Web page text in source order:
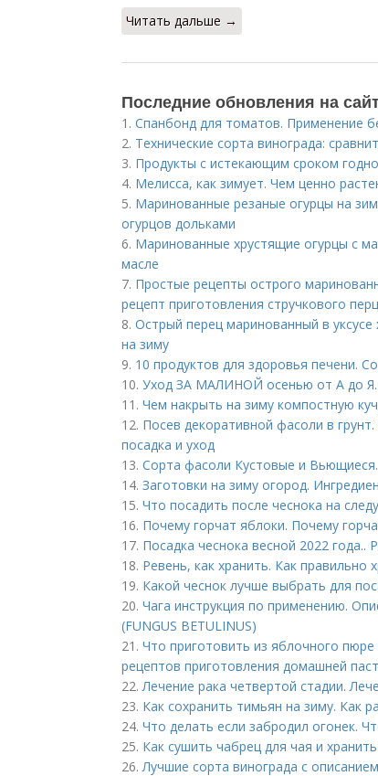
Читать дальше →
Последние обновления на
1. Спанбонд для томатов. Применение
2. Технические сорта винограда:
3. Продукты с истекающим сроком
4. Мелисса, как зимует. Чем ценно
5. Маринованные резаные огурцы на
огурцов дольками
6. Маринованные хрустящие огурцы с
масле
7. Простые рецепты острого
рецепт приготовления стручкового
8. Острый перец маринованный в
на зиму
9. 10 продуктов для здоровья печени.
10. Уход ЗА МАЛИНОЙ осенью от А до
11. Чем накрыть на зиму компостную
12. Посев декоративной фасоли в
посадка и уход
13. Сорта фасоли Кустовые и
14. Заготовки на зиму огород.
15. Что посадить после чеснока на
16. Почему горчат яблоки. Почему
17. Посадка чеснока весной 2022 года..
18. Ревень, как хранить. Как правильно
19. Какой чеснок лучше выбрать для
20. Чага инструкция по применению.
(FUNGUS BETULINUS)
21. Что приготовить из яблочного
рецептов приготовления домашней
22.Лечение рака четвертой стадии.
23. Как сохранить тимьян на зиму. Как
24. Что делать если забродил огонек.
25. Как сушить чабрец для чая и
26.Лучшие сорта винограда с